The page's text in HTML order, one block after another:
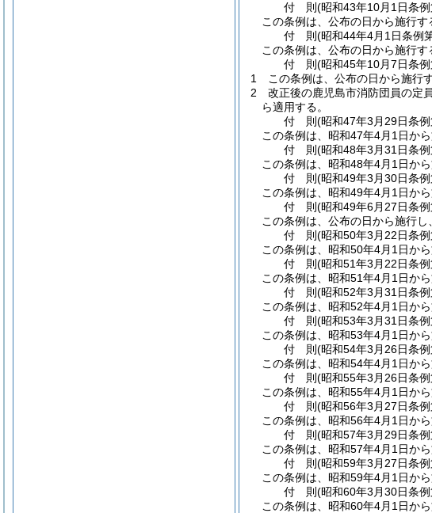
付 則(昭和43年10月1日条
この条例は、公布の日から施行す
付 則(昭和44年4月1日条例
この条例は、公布の日から施行す
付 則(昭和45年10月7日条
1
この条例は、公布の日から施行す
2
改正後の鹿児島市消防団員の定
ら適用する。
付 則(昭和47年3月29日条
この条例は、昭和47年4月1日から
付 則(昭和48年3月31日条
この条例は、昭和48年4月1日から
付 則(昭和49年3月30日条
この条例は、昭和49年4月1日から
付 則(昭和49年6月27日条
この条例は、公布の日から施行し
付 則(昭和50年3月22日条
この条例は、昭和50年4月1日から
付 則(昭和51年3月22日条
この条例は、昭和51年4月1日から
付 則(昭和52年3月31日条
この条例は、昭和52年4月1日から
付 則(昭和53年3月31日条
この条例は、昭和53年4月1日から
付 則(昭和54年3月26日条
この条例は、昭和54年4月1日から
付 則(昭和55年3月26日条
この条例は、昭和55年4月1日から
付 則(昭和56年3月27日条
この条例は、昭和56年4月1日から
付 則(昭和57年3月29日条
この条例は、昭和57年4月1日から
付 則(昭和59年3月27日条
この条例は、昭和59年4月1日から
付 則(昭和60年3月30日条
この条例は、昭和60年4月1日から